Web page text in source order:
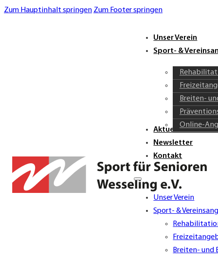
Zum Hauptinhalt springen Zum Footer springen
Unser Verein
Sport- &
Breiten-
Online-
Aktuelles &
Newsletter
Kontakt
Unser Verein
Sport- &
Breiten- und